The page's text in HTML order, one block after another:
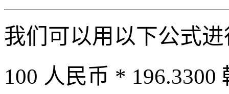
我们可以用以下公式
100 人民币 * 196.3300